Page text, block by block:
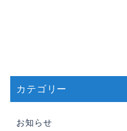
シ
ョ
ン
カテゴリー
お知らせ